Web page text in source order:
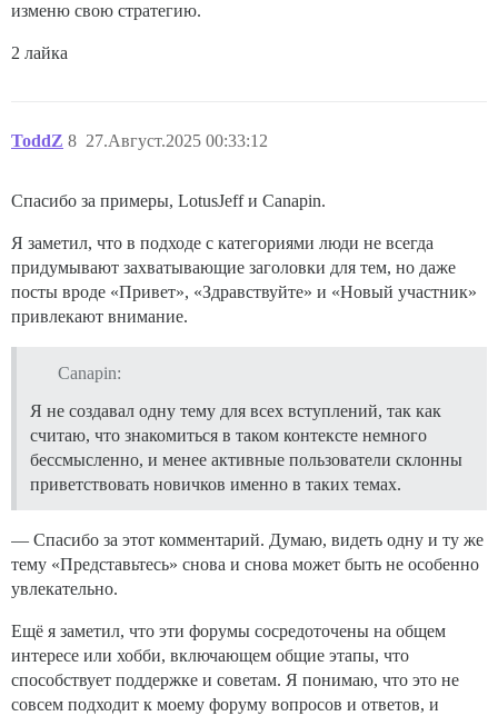
изменю свою стратегию.
2 лайка
ToddZ 27.Август.2025 00:33:12
8
Спасибо за примеры, LotusJeff и Canapin.
Я заметил, что в подходе с категориями люди не всегда
придумывают захватывающие заголовки для тем, но даже
посты вроде «Привет», «Здравствуйте» и «Новый участник»
привлекают внимание.
Canapin:
Я не создавал одну тему для всех вступлений, так как
считаю, что знакомиться в таком контексте немного
бессмысленно, и менее активные пользователи склонны
приветствовать новичков именно в таких темах.
— Спасибо за этот комментарий. Думаю, видеть одну и ту же
тему «Представьтесь» снова и снова может быть не особенно
увлекательно.
Ещё я заметил, что эти форумы сосредоточены на общем
интересе или хобби, включающем общие этапы, что
способствует поддержке и советам. Я понимаю, что это не
совсем подходит к моему форуму вопросов и ответов, и